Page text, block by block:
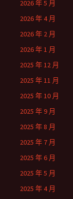
2026 年 5 月
2026 年 4 月
2026 年 2 月
2026 年 1 月
2025 年 12 月
2025 年 11 月
2025 年 10 月
2025 年 9 月
2025 年 8 月
2025 年 7 月
2025 年 6 月
2025 年 5 月
2025 年 4 月